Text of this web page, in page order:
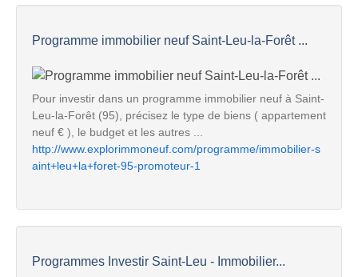
Programme immobilier neuf Saint-Leu-la-Forêt ...
Pour investir dans un programme immobilier neuf à Saint-
Leu-la-Forêt (95), précisez le type de biens ( appartement
neuf € ), le budget et les autres ...
http://www.explorimmoneuf.com/programme/immobilier-s
aint+leu+la+foret-95-promoteur-1
Programmes Investir Saint-Leu - Immobilier...